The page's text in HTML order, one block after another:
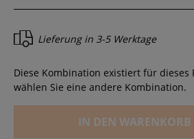
Lieferung in 3-5 Werktage
Diese Kombination existiert für dieses
wählen Sie eine andere Kombination.
IN DEN WARENKORB